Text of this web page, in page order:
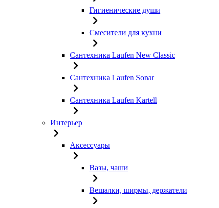
Гигиенические души
Смесители для кухни
Сантехника Laufen New Classic
Сантехника Laufen Sonar
Сантехника Laufen Kartell
Интерьер
Аксессуары
Вазы, чаши
Вешалки, ширмы, держатели